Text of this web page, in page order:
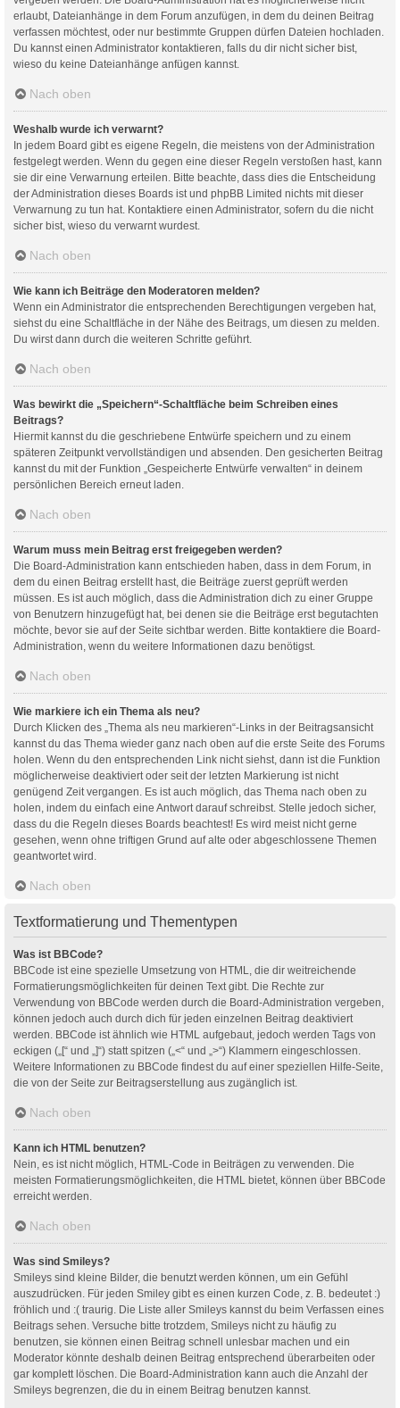
erlaubt, Dateianhänge in dem Forum anzufügen, in dem du deinen Beitrag
verfassen möchtest, oder nur bestimmte Gruppen dürfen Dateien hochladen.
Du kannst einen Administrator kontaktieren, falls du dir nicht sicher bist,
wieso du keine Dateianhänge anfügen kannst.
Nach oben
Weshalb wurde ich verwarnt?
In jedem Board gibt es eigene Regeln, die meistens von der Administration
festgelegt werden. Wenn du gegen eine dieser Regeln verstoßen hast, kann
sie dir eine Verwarnung erteilen. Bitte beachte, dass dies die Entscheidung
der Administration dieses Boards ist und phpBB Limited nichts mit dieser
Verwarnung zu tun hat. Kontaktiere einen Administrator, sofern du die nicht
sicher bist, wieso du verwarnt wurdest.
Nach oben
Wie kann ich Beiträge den Moderatoren melden?
Wenn ein Administrator die entsprechenden Berechtigungen vergeben hat,
siehst du eine Schaltfläche in der Nähe des Beitrags, um diesen zu melden.
Du wirst dann durch die weiteren Schritte geführt.
Nach oben
Was bewirkt die „Speichern“-Schaltfläche beim Schreiben eines
Beitrags?
Hiermit kannst du die geschriebene Entwürfe speichern und zu einem
späteren Zeitpunkt vervollständigen und absenden. Den gesicherten Beitrag
kannst du mit der Funktion „Gespeicherte Entwürfe verwalten“ in deinem
persönlichen Bereich erneut laden.
Nach oben
Warum muss mein Beitrag erst freigegeben werden?
Die Board-Administration kann entschieden haben, dass in dem Forum, in
dem du einen Beitrag erstellt hast, die Beiträge zuerst geprüft werden
müssen. Es ist auch möglich, dass die Administration dich zu einer Gruppe
von Benutzern hinzugefügt hat, bei denen sie die Beiträge erst begutachten
möchte, bevor sie auf der Seite sichtbar werden. Bitte kontaktiere die Board-
Administration, wenn du weitere Informationen dazu benötigst.
Nach oben
Wie markiere ich ein Thema als neu?
Durch Klicken des „Thema als neu markieren“-Links in der Beitragsansicht
kannst du das Thema wieder ganz nach oben auf die erste Seite des Forums
holen. Wenn du den entsprechenden Link nicht siehst, dann ist die Funktion
möglicherweise deaktiviert oder seit der letzten Markierung ist nicht
genügend Zeit vergangen. Es ist auch möglich, das Thema nach oben zu
holen, indem du einfach eine Antwort darauf schreibst. Stelle jedoch sicher,
dass du die Regeln dieses Boards beachtest! Es wird meist nicht gerne
gesehen, wenn ohne triftigen Grund auf alte oder abgeschlossene Themen
geantwortet wird.
Nach oben
Textformatierung und Thementypen
Was ist BBCode?
BBCode ist eine spezielle Umsetzung von HTML, die dir weitreichende
Formatierungsmöglichkeiten für deinen Text gibt. Die Rechte zur
Verwendung von BBCode werden durch die Board-Administration vergeben,
können jedoch auch durch dich für jeden einzelnen Beitrag deaktiviert
werden. BBCode ist ähnlich wie HTML aufgebaut, jedoch werden Tags von
eckigen („[“ und „]“) statt spitzen („<“ und „>“) Klammern eingeschlossen.
Weitere Informationen zu BBCode findest du auf einer speziellen Hilfe-Seite,
die von der Seite zur Beitragserstellung aus zugänglich ist.
Nach oben
Kann ich HTML benutzen?
Nein, es ist nicht möglich, HTML-Code in Beiträgen zu verwenden. Die
meisten Formatierungsmöglichkeiten, die HTML bietet, können über BBCode
erreicht werden.
Nach oben
Was sind Smileys?
Smileys sind kleine Bilder, die benutzt werden können, um ein Gefühl
auszudrücken. Für jeden Smiley gibt es einen kurzen Code, z. B. bedeutet :)
fröhlich und :( traurig. Die Liste aller Smileys kannst du beim Verfassen eines
Beitrags sehen. Versuche bitte trotzdem, Smileys nicht zu häufig zu
benutzen, sie können einen Beitrag schnell unlesbar machen und ein
Moderator könnte deshalb deinen Beitrag entsprechend überarbeiten oder
gar komplett löschen. Die Board-Administration kann auch die Anzahl der
Smileys begrenzen, die du in einem Beitrag benutzen kannst.